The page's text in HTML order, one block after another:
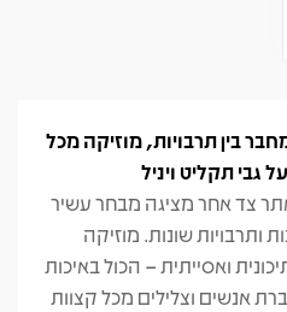
בין תרבויות, מוזיקה מכל
גבי תקליט ויניל
צד אחר מציגה מבחר עשיר
ותרבויות שונות. מוזיקה
ואסייתית – הכול באיכות
אנשים וצלילים מכל קצוות